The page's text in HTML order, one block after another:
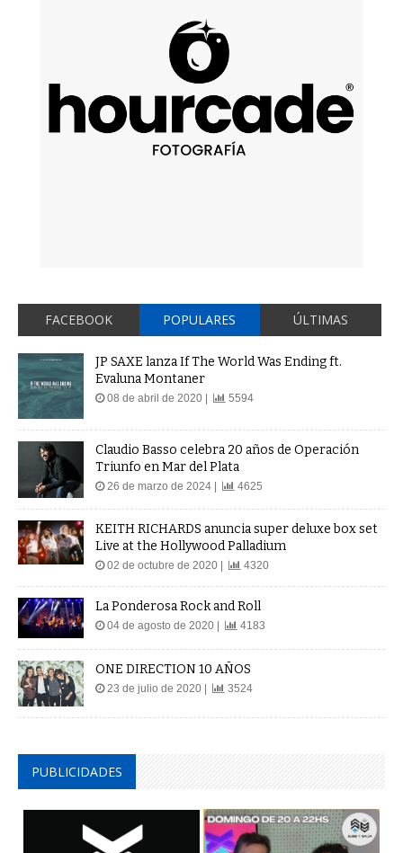
FACEBOOK POPULARES ÚLTIMAS
JP SAXE lanza If The World Was Ending ft.
Evaluna Montaner
08 de abril de 2020 | 5594
Claudio Basso celebra 20 años de Operación
Triunfo en Mar del Plata
26 de marzo de 2024 | 4625
KEITH RICHARDS anuncia super deluxe box set
Live at the Hollywood Palladium
02 de octubre de 2020 | 4320
La Ponderosa Rock and Roll
04 de agosto de 2020 | 4183
ONE DIRECTION 10 AÑOS
23 de julio de 2020 | 3524
PUBLICIDADES